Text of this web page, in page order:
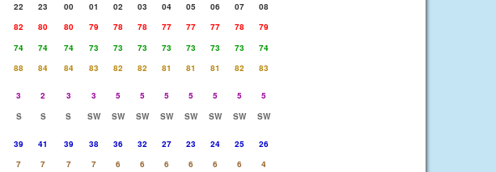
22 23 00 01 02 03 04 05 06 07
08
82 80 80 79 78 78 77 77 77 78
79
74 74 74 73 73 73 73 73 73 73
74
88 84 84 83 82 82 81 81 81 82
83
3 2 3 3 5 5 5 5 5 5
5
S S S SW SW SW SW SW SW SW
SW
39 41 39 38 36 32 27 23 24 25
26
7 7 7 7 6 6 6 6 6 6
4